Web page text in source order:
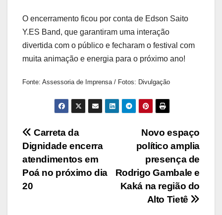
O encerramento ficou por conta de Edson Saito
Y.ES Band, que garantiram uma interação
divertida com o público e fecharam o festival com
muita animação e energia para o próximo ano!
Fonte: Assessoria de Imprensa / Fotos: Divulgação
Navegação
de
Post
Novo espaço
político amplia
presença de
Rodrigo Gambale e
Kaká na região do
Alto Tietê
Carreta da
Dignidade encerra
atendimentos em
Poá no próximo dia
20